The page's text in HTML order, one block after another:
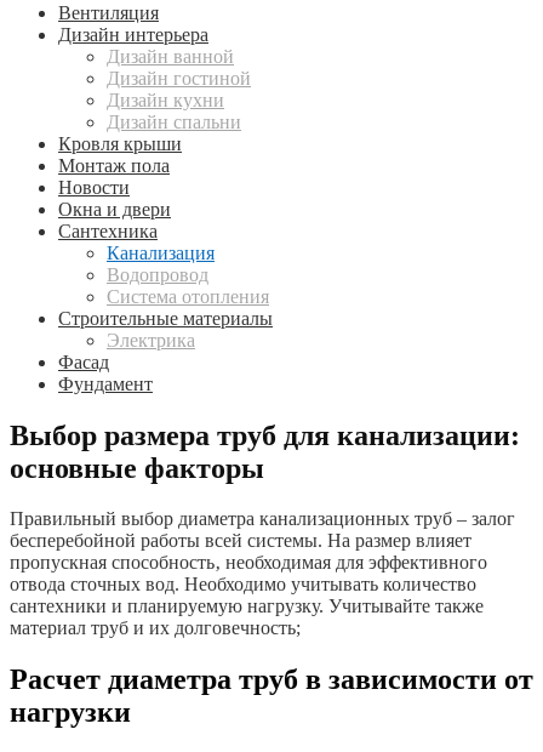
Вентиляция
Дизайн интерьера
Дизайн ванной
Дизайн гостиной
Дизайн кухни
Дизайн спальни
Кровля крыши
Монтаж пола
Новости
Окна и двери
Сантехника
Канализация
Водопровод
Система отопления
Строительные материалы
Электрика
Фасад
Фундамент
Выбор размера труб для канализации:
основные факторы
Правильный выбор диаметра канализационных труб – залог
бесперебойной работы всей системы. На размер влияет
пропускная способность‚ необходимая для эффективного
отвода сточных вод. Необходимо учитывать количество
сантехники и планируемую нагрузку. Учитывайте также
материал труб и их долговечность;
Расчет диаметра труб в зависимости от
нагрузки